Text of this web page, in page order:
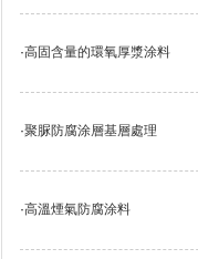
·高固含量的環氧厚漿涂料
·聚脲防腐涂層基層處理
·高溫煙氣防腐涂料